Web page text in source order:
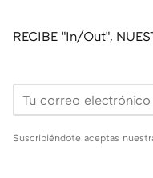
RECIBE "In/Out",
Suscribiéndote aceptas